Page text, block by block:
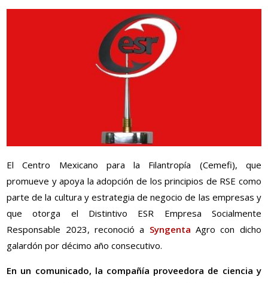
El Centro Mexicano para la Filantropía (Cemefi), que
promueve y apoya la adopción de los principios de RSE como
parte de la cultura y estrategia de negocio de las empresas y
que otorga el Distintivo ESR Empresa Socialmente
Responsable 2023, reconoció a Syngenta Agro con dicho
galardón por décimo año consecutivo.
En un comunicado, la compañía proveedora de ciencia y